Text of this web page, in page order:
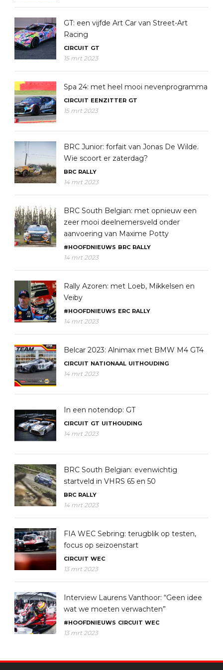
GT: een vijfde Art Car van Street-Art
Racing
CIRCUIT GT
15 mrt 2023
Spa 24: met heel mooi nevenprogramma
CIRCUIT EENZITTER GT
15 mrt 2023
BRC Junior: forfait van Jonas De Wilde.
Wie scoort er zaterdag?
BRC RALLY
14 mrt 2023
BRC South Belgian: met opnieuw een
zeer mooi deelnemersveld onder
aanvoering van Maxime Potty
#HOOFDNIEUWS BRC RALLY
14 mrt 2023
Rally Azoren: met Loeb, Mikkelsen en
Veiby
#HOOFDNIEUWS ERC RALLY
14 mrt 2023
Belcar 2023: Alnimax met BMW M4 GT4
CIRCUIT NATIONAAL UITHOUDING
14 mrt 2023
In een notendop: GT
CIRCUIT GT UITHOUDING
14 mrt 2023
BRC South Belgian: evenwichtig
startveld in VHRS 65 en 50
BRC RALLY
14 mrt 2023
FIA WEC Sebring: terugblik op testen,
focus op seizoenstart
CIRCUIT WEC
13 mrt 2023
Interview Laurens Vanthoor: “Geen idee
wat we moeten verwachten”
#HOOFDNIEUWS CIRCUIT WEC
13 mrt 2023